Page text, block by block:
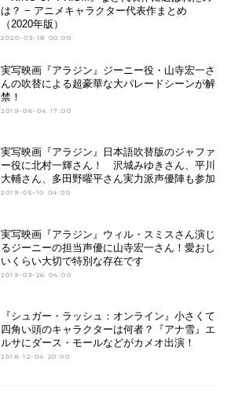
は？ − アニメキャラクター代表作まとめ
（2020年版）
2020-03-18 00:00
実写映画『アラジン』ジーニー役・山寺宏一さ
んの吹替による超豪華な大パレードシーンが解
禁！
2019-06-04 17:00
実写映画『アラジン』日本語吹替版のジャファ
ー役に北村一輝さん！ 沢城みゆきさん、平川
大輔さん、多田野曜平さん実力派声優陣も参加
2019-05-10 04:00
実写映画『アラジン』ウィル・スミスさん演じ
るジーニーの担当声優に山寺宏一さん！愛おし
いくらい大切で特別な存在です
2019-03-26 04:00
『シュガー・ラッシュ：オンライン』小さくて
四角い頭のキャラクターは何者？『アナ雪』エ
ルサにダース・モールなどがカメオ出演！
2018-12-04 20:00